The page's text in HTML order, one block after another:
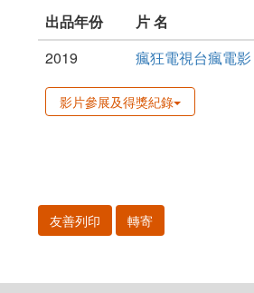
出品年份
片 名
2019
瘋狂電視台瘋電影
影片參展及得獎紀錄
友善列印 轉寄